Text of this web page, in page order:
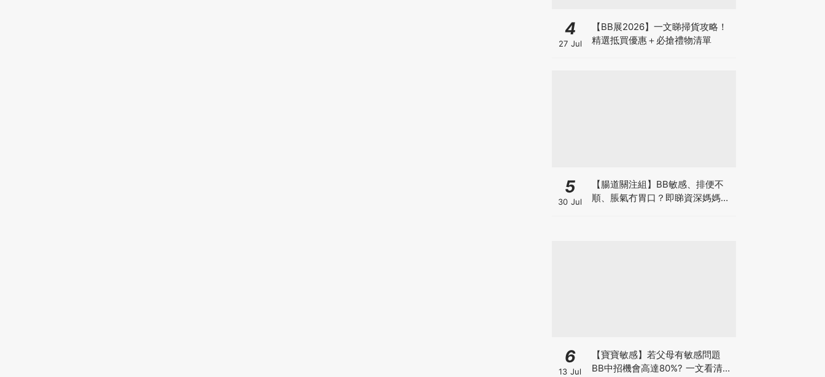
4
27 Jul
【BB展2026】一文睇掃貨攻略！
精選抵買優惠＋必搶禮物清單
5
30 Jul
【腸道關注組】BB敏感、排便不
順、脹氣冇胃口？即睇資深媽媽分
6
13 Jul
【寶寶敏感】若父母有敏感問題
BB中招機會高達80%? 一文看清預